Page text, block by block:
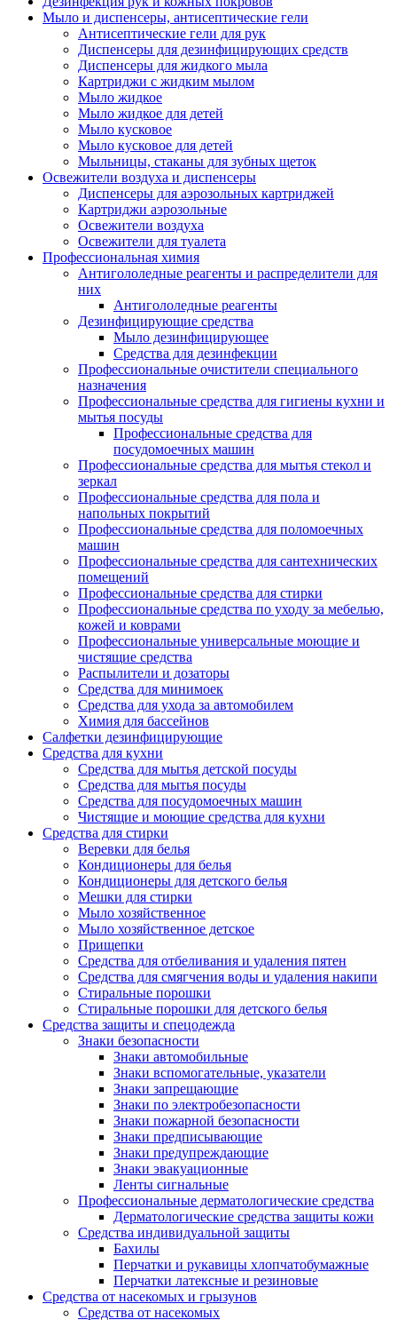
Мыло и диспенсеры, антисептические гели
Антисептические гели для рук
Диспенсеры для дезинфицирующих средств
Диспенсеры для жидкого мыла
Картриджи с жидким мылом
Мыло жидкое
Мыло жидкое для детей
Мыло кусковое
Мыло кусковое для детей
Мыльницы, стаканы для зубных щеток
Освежители воздуха и диспенсеры
Диспенсеры для аэрозольных картриджей
Картриджи аэрозольные
Освежители воздуха
Освежители для туалета
Профессиональная химия
Антигололедные реагенты и распределители для
них
Антигололедные реагенты
Дезинфицирующие средства
Мыло дезинфицирующее
Средства для дезинфекции
Профессиональные очистители специального
назначения
Профессиональные средства для гигиены кухни и
мытья посуды
Профессиональные средства для
посудомоечных машин
Профессиональные средства для мытья стекол и
зеркал
Профессиональные средства для пола и
напольных покрытий
Профессиональные средства для поломоечных
машин
Профессиональные средства для сантехнических
помещений
Профессиональные средства для стирки
Профессиональные средства по уходу за мебелью,
кожей и коврами
Профессиональные универсальные моющие и
чистящие средства
Распылители и дозаторы
Средства для минимоек
Средства для ухода за автомобилем
Химия для бассейнов
Салфетки дезинфицирующие
Средства для кухни
Средства для мытья детской посуды
Средства для мытья посуды
Средства для посудомоечных машин
Чистящие и моющие средства для кухни
Средства для стирки
Веревки для белья
Кондиционеры для белья
Кондиционеры для детского белья
Мешки для стирки
Мыло хозяйственное
Мыло хозяйственное детское
Прищепки
Средства для отбеливания и удаления пятен
Средства для смягчения воды и удаления накипи
Стиральные порошки
Стиральные порошки для детского белья
Средства защиты и спецодежда
Знаки безопасности
Знаки автомобильные
Знаки вспомогательные, указатели
Знаки запрещающие
Знаки по электробезопасности
Знаки пожарной безопасности
Знаки предписывающие
Знаки предупреждающие
Знаки эвакуационные
Ленты сигнальные
Профессиональные дерматологические средства
Дерматологические средства защиты кожи
Средства индивидуальной защиты
Бахилы
Перчатки и рукавицы хлопчатобумажные
Перчатки латексные и резиновые
Средства от насекомых и грызунов
Средства от насекомых